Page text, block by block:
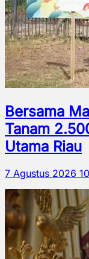
Bersama
Tanam
Utama Riau
7 Agustus 2026